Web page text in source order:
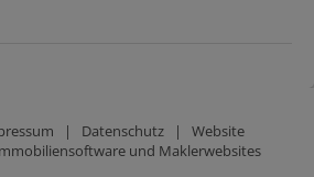
| Datenschutz | Website
und Maklerwebsites